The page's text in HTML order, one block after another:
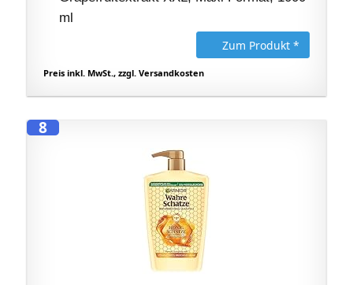
ml
Zum Produkt *
Preis inkl. MwSt., zzgl. Versandkosten
8